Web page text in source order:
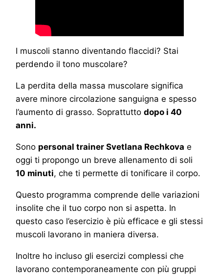
I muscoli stanno diventando flaccidi? Stai
perdendo il tono muscolare?
La perdita della massa muscolare significa
avere minore circolazione sanguigna e spesso
l’aumento di grasso. Soprattutto dopo i 40
anni.
Sono personal trainer Svetlana Rechkova e
oggi ti propongo un breve allenamento di soli
10 minuti, che ti permette di tonificare il corpo.
Questo programma comprende delle variazioni
insolite che il tuo corpo non si aspetta. In
questo caso l’esercizio è più efficace e gli stessi
muscoli lavorano in maniera diversa.
Inoltre ho incluso gli esercizi complessi che
lavorano contemporaneamente con più gruppi